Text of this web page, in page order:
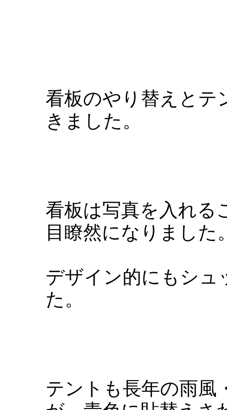
看板のやり替えとテ
きました。
看板は写真を入れる
目瞭然になりました
デザイン的にもシュ
た。
テントも長年の雨風